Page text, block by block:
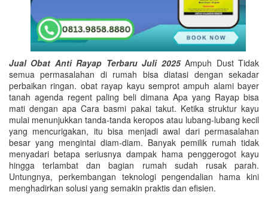
Jual Obat Anti Rayap Terbaru Juli 2025Ampuh Dust Tidak
semua permasalahan di rumah bisa diatasi dengan sekadar
perbaikan ringan. obat rayap kayu semprot ampuh alami bayer
tanah agenda regent paling beli dimana Apa yang Rayap bisa
mati dengan apa Cara basmi pakai takut. Ketika struktur kayu
mulai menunjukkan tanda-tanda keropos atau lubang-lubang kecil
yang mencurigakan, itu bisa menjadi awal dari permasalahan
besar yang mengintai diam-diam. Banyak pemilik rumah tidak
menyadari betapa seriusnya dampak hama penggerogot kayu
hingga terlambat dan bagian rumah sudah rusak parah.
Untungnya, perkembangan teknologi pengendalian hama kini
menghadirkan solusi yang semakin praktis dan efisien.